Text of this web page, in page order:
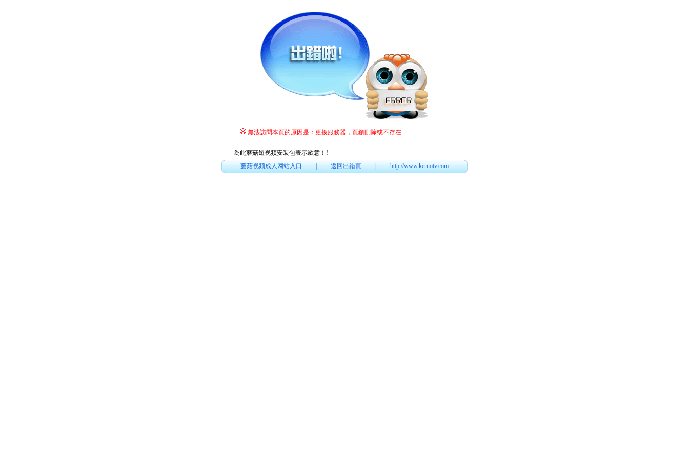
無法訪問本頁的原因是：更換服務器，頁麵刪除或不存在
為此蘑菇短视频安装包表示歉意！ !
蘑菇视频成人网站入口|返回出錯頁|http://www.keruotv.com